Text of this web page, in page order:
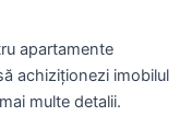
apartamente
achiziționezi imobilul
multe detalii.